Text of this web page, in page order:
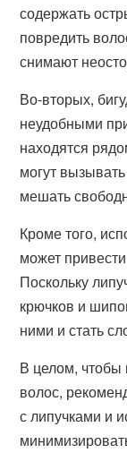
содержать
повредить
снимают
Во-вторых,
неудобными
находятся
могут
мешать
Кроме того,
может
Поскольку
крючков и
ними и стать
В целом, чтобы
волос,
с липучками и